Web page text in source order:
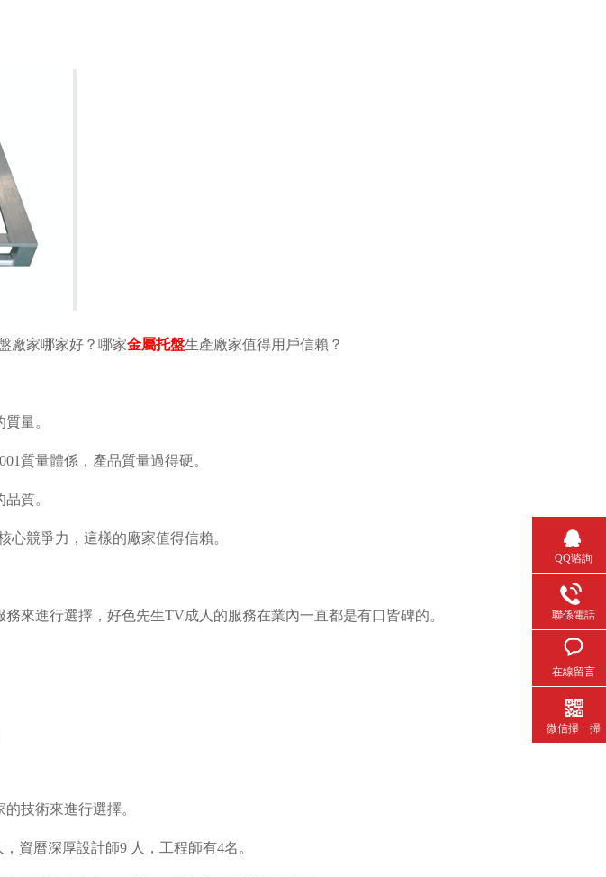
廠家哪家好？ 哪家金屬托盤生產廠家值得用戶信賴？
量。
質量體係，產品質量過得硬。
質。
競爭力，這樣的廠家值得信賴。
來進行選擇，好色先生TV成人的服務在業內一直都是有口皆碑的。
技術來進行選擇。
，資曆深厚設計師9 人，工程師有4名。
QQ谘詢
聯係電話
在線留言
微信掃一掃